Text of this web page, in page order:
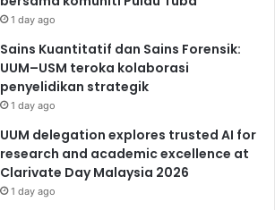
1 day ago
Sains Kuantitatif dan Sains Forensik:
UUM–USM teroka kolaborasi
penyelidikan strategik
1 day ago
UUM delegation explores trusted AI for
research and academic excellence at
Clarivate Day Malaysia 2026
1 day ago